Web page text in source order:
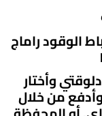
الوقود راماج
وأختار
من خلال